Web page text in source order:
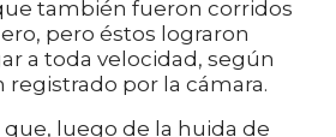
también fueron corridos
pero éstos lograron
a toda velocidad, según
por la cámara.
luego de la huida de